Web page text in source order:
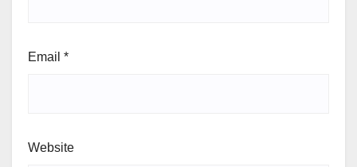
Email *
Website